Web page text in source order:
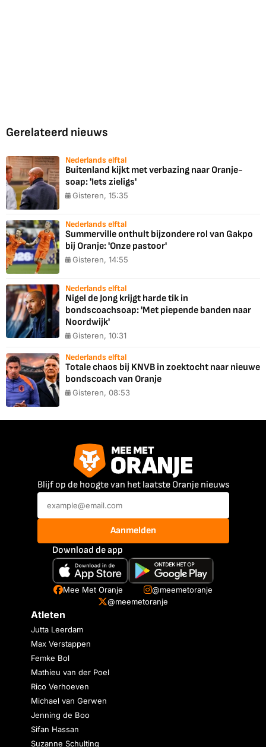
Gerelateerd nieuws
Nederlands elftal
Buitenland kijkt met verbazing naar Oranje-
soap: 'Iets zieligs'
Gisteren, 15:35
Nederlands elftal
Summerville onthult bijzondere rol van Gakpo
bij Oranje: 'Onze pastoor'
Gisteren, 14:55
Nederlands elftal
Nigel de Jong krijgt harde tik in
bondscoachsoap: 'Met piepende banden naar
Noordwijk'
Gisteren, 10:31
Nederlands elftal
Totale chaos bij KNVB in zoektocht naar nieuwe
bondscoach van Oranje
Gisteren, 08:53
Blijf op de hoogte van het laatste Oranje nieuws
Aanmelden
Download de app
Mee Met Oranje
@meemetoranje
@meemetoranje
Atleten
Jutta Leerdam
Max Verstappen
Femke Bol
Mathieu van der Poel
Rico Verhoeven
Michael van Gerwen
Jenning de Boo
Sifan Hassan
Suzanne Schulting